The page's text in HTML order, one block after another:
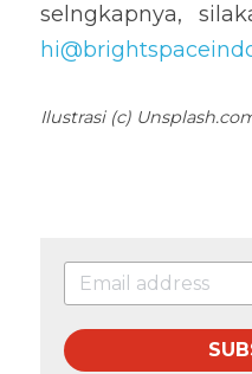
Ilustrasi (c)